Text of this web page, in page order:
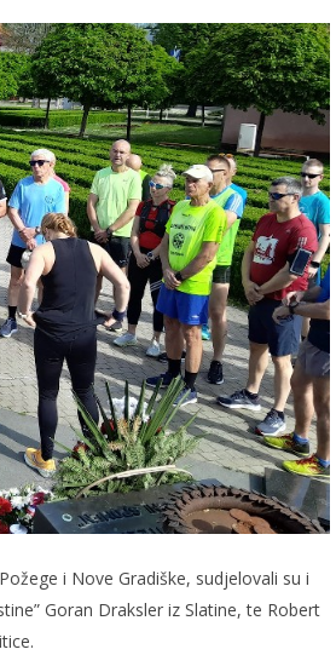
Ljeto donosi bezbrižnu igru, ali
i zdravstvene izazove
02.05.2023.
slatina.net
i Nove Gradiške, sudjelovali su i
Goran Draksler iz Slatine, te Robert